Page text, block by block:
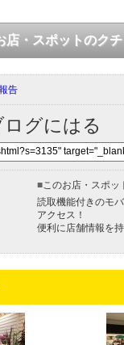
店・スポットのク
告
グにはる
■ このお店・スポ
読取機能付きのモ
アクセス！
便利に店舗情報を